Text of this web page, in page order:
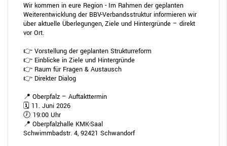
Wir kommen in eure Region - Im Rahmen der geplanten
Weiterentwicklung der BBV-Verbandsstruktur informieren wir
über aktuelle Überlegungen, Ziele und Hintergründe – direkt
vor Ort.
👉 Vorstellung der geplanten Strukturreform
👉 Einblicke in Ziele und Hintergründe
👉 Raum für Fragen & Austausch
👉 Direkter Dialog
📍 Oberpfalz – Auftakttermin
🗓 11. Juni 2026
🕖 19:00 Uhr
📍 Oberpfalzhalle KMK-Saal
Schwimmbadstr. 4, 92421 Schwandorf